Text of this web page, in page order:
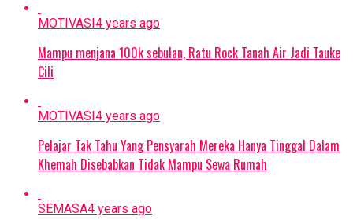
MOTIVASI4 years ago
Mampu menjana 100k sebulan, Ratu Rock Tanah Air Jadi Tauke
Cili
MOTIVASI4 years ago
Pelajar Tak Tahu Yang Pensyarah Mereka Hanya Tinggal Dalam
Khemah Disebabkan Tidak Mampu Sewa Rumah
SEMASA4 years ago